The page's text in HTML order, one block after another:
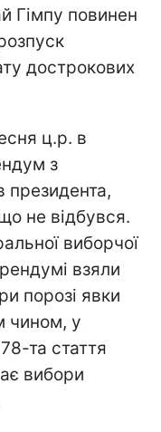
Гімпу повинен
дострокових
ц.р. в
з
президента,
не відбувся.
виборчої
взяли
порозі явки
чином, у
та стаття
вибори